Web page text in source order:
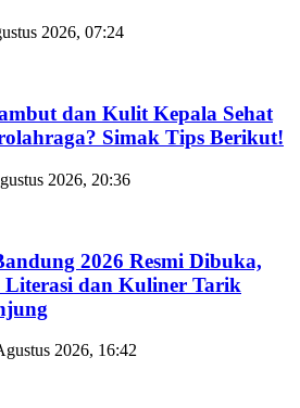
2026, 07:24
dan Kulit Kepala Sehat
Simak Tips Berikut!
2026, 20:36
2026 Resmi Dibuka,
Literasi dan Kuliner Tarik
2026, 16:42